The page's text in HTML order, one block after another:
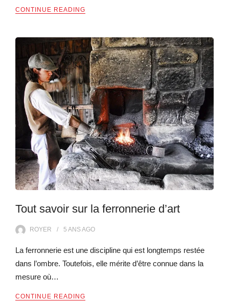
CONTINUE READING
Tout savoir sur la ferronnerie d’art
ROYER 5 ANSAGO
La ferronnerie est une discipline qui est longtemps restée
dans l’ombre. Toutefois, elle mérite d’être connue dans la
mesure où…
CONTINUE READING